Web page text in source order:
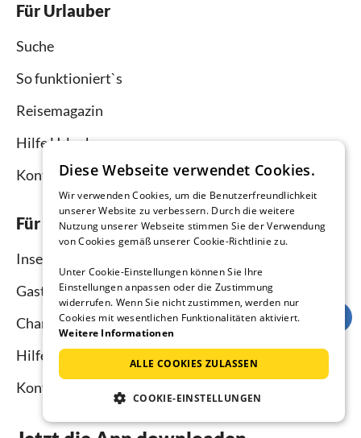
Für Urlauber
Suche
So funktioniert`s
Reisemagazin
Hilfe Urlauber
Kontakt
Für Vermieter
Inserieren und vermieten
Gastgebermagazin
Channel Manager
Hilfe Vermieter
Kontakt
Diese Webseite verwendet Cookies.
Wir verwenden Cookies, um die Benutzerfreundlichkeit
unserer Website zu verbessern. Durch die weitere
Nutzung unserer Webseite stimmen Sie der Verwendung
von Cookies gemäß unserer Cookie-Richtlinie zu.
Unter Cookie-Einstellungen können Sie Ihre
Einstellungen anpassen oder die Zustimmung
widerrufen. Wenn Sie nicht zustimmen, werden nur
Cookies mit wesentlichen Funktionalitäten aktiviert.
Weitere Informationen
ALLE COOKIES ZULASSEN
COOKIE-EINSTELLUNGEN